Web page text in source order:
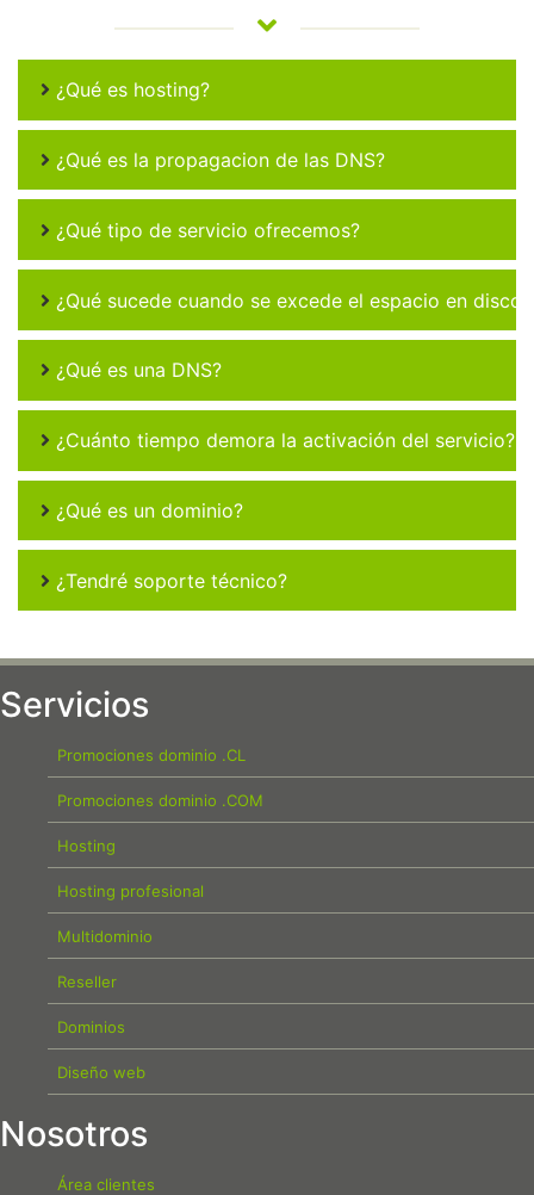
¿Qué es hosting?
¿Qué es la propagacion de las DNS?
¿Qué tipo de servicio ofrecemos?
¿Qué sucede cuando se excede el espacio en disco
¿Qué es una DNS?
¿Cuánto tiempo demora la activación del servicio?
¿Qué es un dominio?
¿Tendré soporte técnico?
Servicios
Promociones dominio .CL
Promociones dominio .COM
Hosting
Hosting profesional
Multidominio
Reseller
Dominios
Diseño web
Nosotros
Área clientes